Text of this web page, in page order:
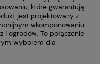
które gwarantują
jest projektowany z
wkomponowaniu
i ogrodów. To połączenie
wyborem dla